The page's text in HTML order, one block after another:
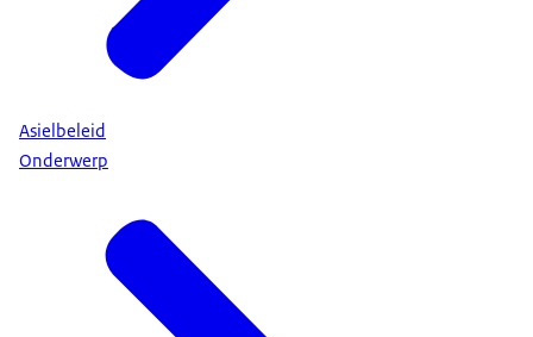
Asielbeleid
Onderwerp